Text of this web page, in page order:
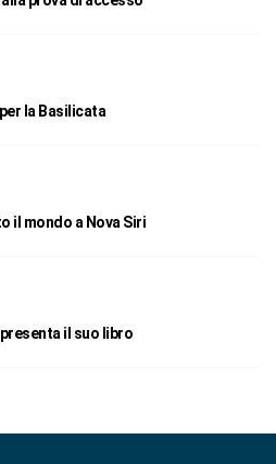
la Basilicata
il mondo a Nova Siri
il suo libro